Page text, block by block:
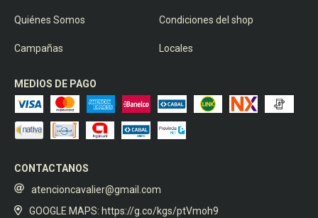
Quiénes Somos Condiciones del shop
Campañas Locales
MEDIOS DE PAGO
CONTACTANOS
atencioncavalier@gmail.com
GOOGLE MAPS: https://g.co/kgs/ptVmoh9